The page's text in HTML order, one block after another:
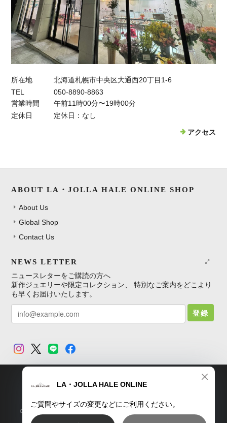
所在地
北海道札幌市中央区大通西20丁目1-6
TEL
050-8890-8863
営業時間
午前11時00分〜19時00分
定休日
定休日：なし
アクセス
ABOUT LA・JOLLA HALE ONLINE SHOP
About Us
Global Shop
Contact Us
NEWS LETTER
ニュースレターをご購読の方へ
新作ジュエリーや限定コレクション、 特別なご案内をどこより
も早くお届けいたします。
登録
TOP プライバシーポリシー 特定商取引法に基づく表記
Copyright © LA・JOLLA HALE ONLINE SHOP. All Rights Reserved.